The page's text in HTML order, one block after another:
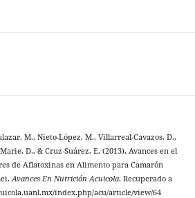
M., Nieto-López, M., Villarreal-Cavazos, D.,
D., & Cruz-Suárez, E. (2013). Avances en el
de Aflatoxinas en Alimento para Camarón
Avances En Nutrición Acuicola. Recuperado a
index.php/acu/article/view/64